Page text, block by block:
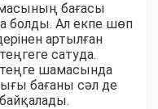
бағасы
болды. Ал екпе шөп
артылған
сатуда.
шамасында
бағаны сәл де